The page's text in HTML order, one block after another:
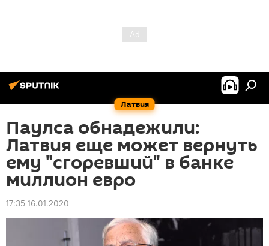
Латвия
Паулса обнадежили:
Латвия еще может вернуть
ему "сгоревший" в банке
миллион евро
17:35 16.01.2020